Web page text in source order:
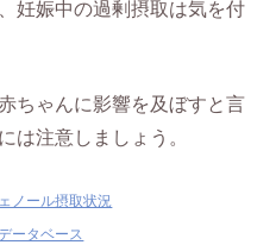
妊娠中の過剰摂取は気を付
ちゃんに影響を及ぼすと言
は注意しましょう。
ノール摂取状況
ータベース